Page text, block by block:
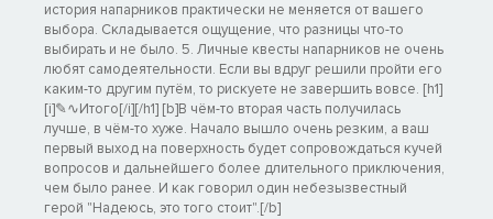
история напарников практически не меняется от вашего
выбора. Складывается ощущение, что разницы что-то
выбирать и не было. 5. Личные квесты напарников не очень
любят самодеятельности. Если вы вдруг решили пройти его
каким-то другим путём, то рискуете не завершить вовсе. [h1]
[i]✎∿Итого[/i][/h1] [b]В чём-то вторая часть получилась
лучше, в чём-то хуже. Начало вышло очень резким, а ваш
первый выход на поверхность будет сопровождаться кучей
вопросов и дальнейшего более длительного приключения,
чем было ранее. И как говорил один небезызвестный
герой "Надеюсь, это того стоит".[/b]